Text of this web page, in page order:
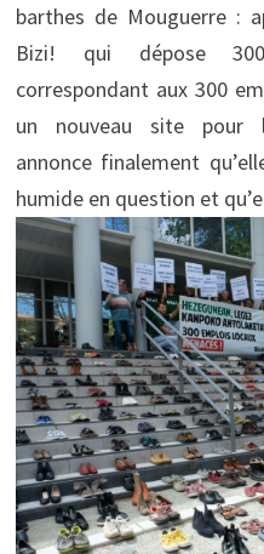
barthes de Mouguerre :
Bizi! qui dépose
correspondant aux 300
un nouveau site pour
annonce finalement
humide en question et